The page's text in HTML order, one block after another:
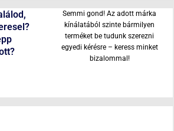
Semmi gond! Az adott márka
kínálatából szinte bármilyen
terméket be tudunk szerezni
egyedi kérésre – keress minket
bizalommal!